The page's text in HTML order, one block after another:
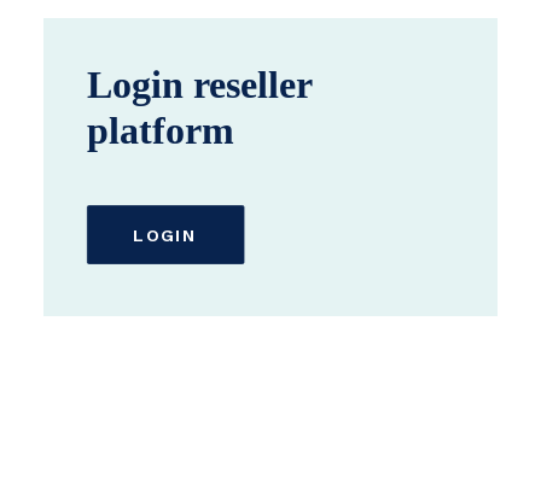
Login reseller
platform
LOGIN